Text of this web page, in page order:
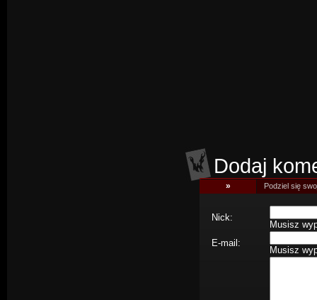
Dodaj
» Podziel się
Nick:
Musisz
E-mail:
Musisz